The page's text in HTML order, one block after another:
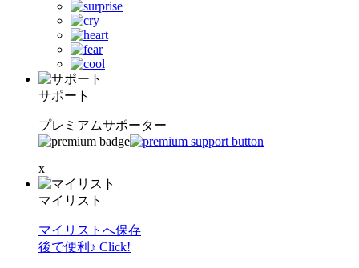
サポート
プレミアムサポーター
x
マイリスト
マイリストへ保存
後で便利♪ Click!